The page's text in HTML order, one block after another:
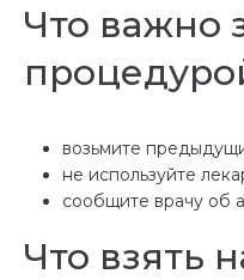
Что важно
возьмите
не используйте
сообщите врачу об
Что взять